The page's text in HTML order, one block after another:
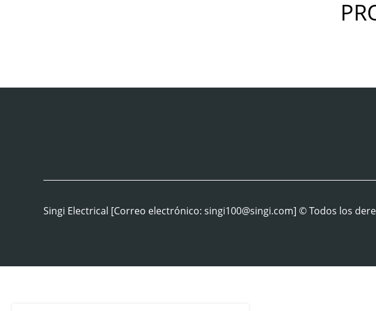
Singi Electrical [Correo electrónico: singi100@singi.com] © Todos los